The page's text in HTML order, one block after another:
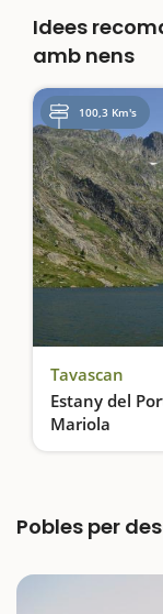
Idees
amb nens
100,3 Km's
Tavascan
Estany del
Mariola
Pobles per